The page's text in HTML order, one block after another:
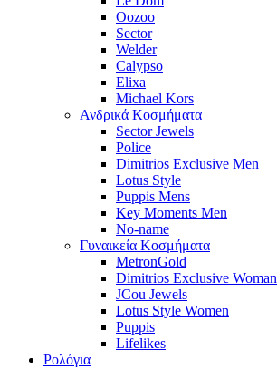
Oozoo
Sector
Welder
Calypso
Elixa
Michael Kors
Ανδρικά Κοσμήματα
Sector Jewels
Police
Dimitrios Exclusive Men
Lotus Style
Puppis Mens
Key Moments Men
No-name
Γυναικεία Κοσμήματα
MetronGold
Dimitrios Exclusive Woman
JCou Jewels
Lotus Style Women
Puppis
Lifelikes
Ρολόγια